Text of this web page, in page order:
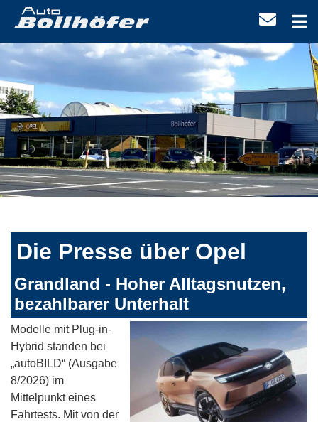
Die Presse über Opel
Grandland - Hoher Alltagsnutzen,
bezahlbarer Unterhalt
Modelle mit Plug-in-
Hybrid standen bei
„autoBILD“ (Ausgabe
8/2026) im
Mittelpunkt eines
Fahrtests. Mit von der